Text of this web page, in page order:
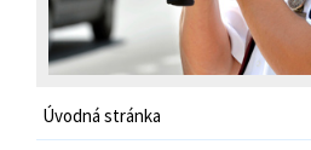
Úvodná stránka